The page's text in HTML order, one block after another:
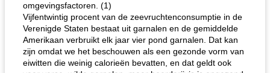
omgevingsfactoren. (1)
Vijfentwintig procent van de zeevruchtenconsumptie in de
Verenigde Staten bestaat uit garnalen en de gemiddelde
Amerikaan verbruikt elk jaar vier pond garnalen. Dat kan
zijn omdat we het beschouwen als een gezonde vorm van
eiwitten die weinig calorieën bevatten, en dat geldt ook